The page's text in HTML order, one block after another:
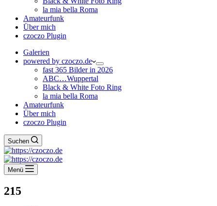
la mia bella Roma
Amateurfunk
Über mich
czoczo Plugin
Galerien
powered by czoczo.de
fast 365 Bilder in 2026
ABC…Wuppertal
Black & White Foto Ring
la mia bella Roma
Amateurfunk
Über mich
czoczo Plugin
Suchen
Menü
215